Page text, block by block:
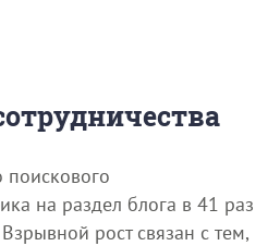
поискового
на раздел блога в 41 раз
рост связан с тем,